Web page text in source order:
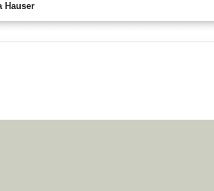
Hauser